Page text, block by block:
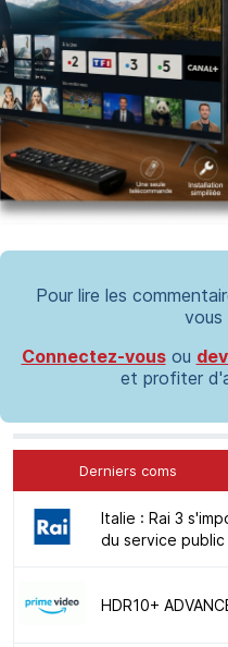
Pour lire les
vous
Connectez-vousou
et profiter
Derniers coms
Italie : Rai 3
du service public
HDR10+